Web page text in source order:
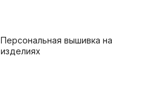
Персональная вышивка на
изделиях